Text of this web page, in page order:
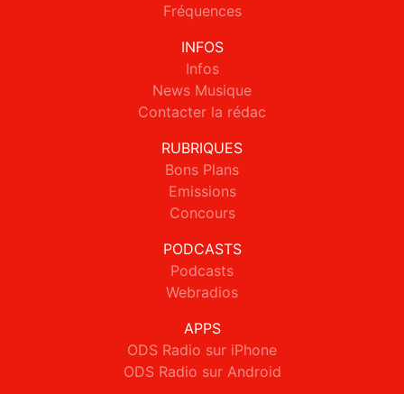
Fréquences
INFOS
Infos
News Musique
Contacter la rédac
RUBRIQUES
Bons Plans
Emissions
Concours
PODCASTS
Podcasts
Webradios
APPS
ODS Radio sur iPhone
ODS Radio sur Android